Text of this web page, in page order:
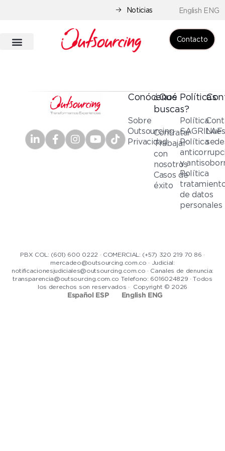
Noticias English ENG
Contacto
Conócenos
Sobre
Outsourcing
Privacidad
¿Qué
buscas?
Contratar
Trabajar
con
nosotros
Casos de
éxito
Políticas
Política
SAGRILAF
Política
y
Política
de datos
personales
PBX COL: (601) 600 0222 · COMERCIAL: (+57) 320 219 70 86 ·
mercadeo@outsourcing.com.co · Judicial:
notificacionesjudiciales@outsourcing.com.co · Canales de denuncia:
transparencia@outsourcing.com.co Telefono: 6016024829 · Todos
los derechos son reservados · Copyright © 2026
Español ESP English ENG